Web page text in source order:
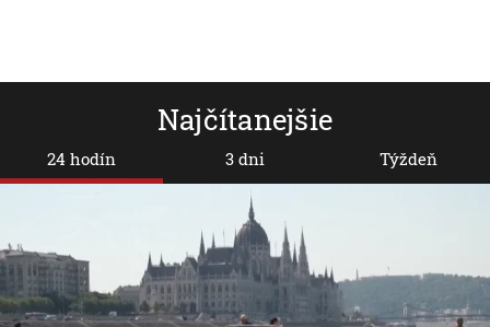
Najčítanejšie
24 hodín 3 dni Týždeň